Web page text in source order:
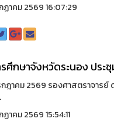
ฏาคม 2569 16:07:29
ศึกษาจังหวัดระนอง ปร
กฎาคม 2569 รองศาสตราจาร
ฏาคม 2569 15:54:11